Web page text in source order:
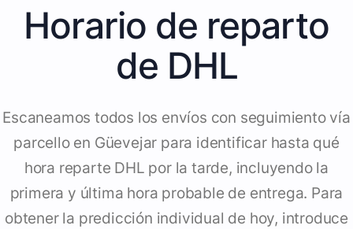
Horario de reparto
de DHL
Escaneamos todos los envíos con seguimiento vía
parcello en Güevejar para identificar hasta qué
hora reparte DHL por la tarde, incluyendo la
primera y última hora probable de entrega. Para
obtener la predicción individual de hoy, introduce